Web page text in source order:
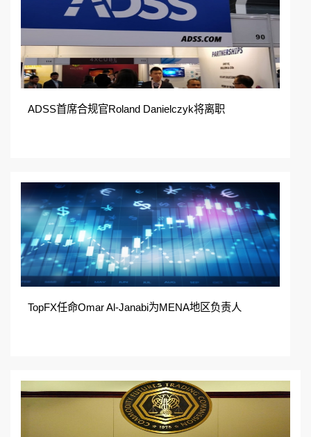
ADSS首席合规官Roland Danielczyk将离职
TopFX任命Omar Al-Janabi为MENA地区负责人